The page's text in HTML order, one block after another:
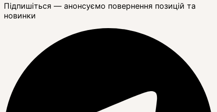
Підпишіться — анонсуємо повернення позицій та
новинки